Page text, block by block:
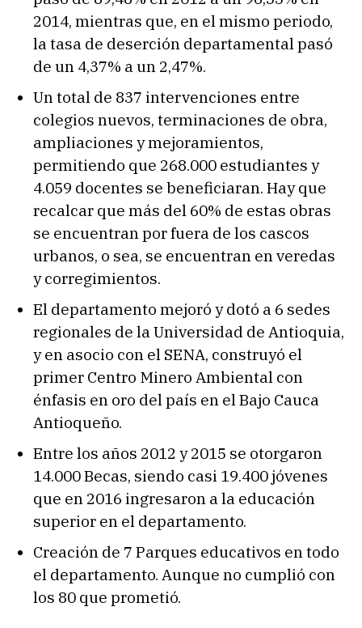
2014, mientras que, en el mismo periodo,
la tasa de deserción departamental pasó
de un 4,37% a un 2,47%.
Un total de 837 intervenciones entre
colegios nuevos, terminaciones de obra,
ampliaciones y mejoramientos,
permitiendo que 268.000 estudiantes y
4.059 docentes se beneficiaran. Hay que
recalcar que más del 60% de estas obras
se encuentran por fuera de los cascos
urbanos, o sea, se encuentran en veredas
y corregimientos.
El departamento mejoró y dotó a 6 sedes
regionales de la Universidad de Antioquia,
y en asocio con el SENA, construyó el
primer Centro Minero Ambiental con
énfasis en oro del país en el Bajo Cauca
Antioqueño.
Entre los años 2012 y 2015 se otorgaron
14.000 Becas, siendo casi 19.400 jóvenes
que en 2016 ingresaron a la educación
superior en el departamento.
Creación de 7 Parques educativos en todo
el departamento. Aunque no cumplió con
los 80 que prometió.